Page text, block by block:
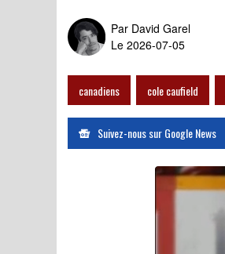
Par David Garel
Le 2026-07-05
canadiens cole caufield
Suivez-nous sur Google News